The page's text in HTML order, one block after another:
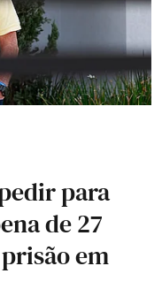
para
de 27
em